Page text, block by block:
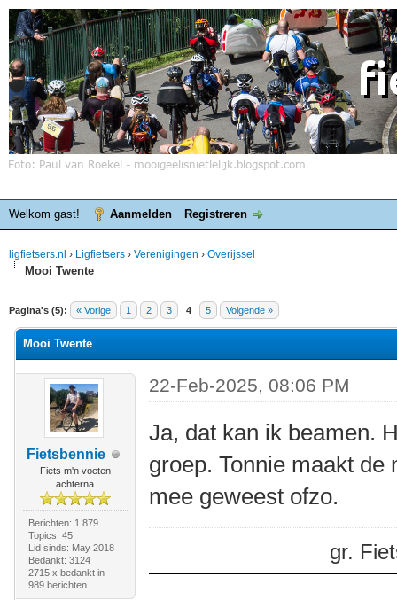
Welkom gast! Aanmelden Registreren
ligfietsers.nl › Ligfietsers › Verenigingen › Overijssel
Mooi Twente
Pagina's (5): « Vorige 1 2 3 4 5 Volgende »
waardering is 0
Mooi Twente
Fietsbennie
Fiets m'n voeten
achterna
Berichten: 1.879
Topics: 45
Lid sinds: May 2018
Bedankt: 3124
2715 x bedankt in
989 berichten
22-Feb-2025, 08:06 PM
Ja, dat kan ik beamen.
groep. Tonnie maakt
mee geweest ofzo.
gr.